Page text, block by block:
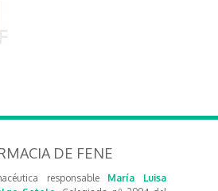
DE FENE
responsable María Luisa